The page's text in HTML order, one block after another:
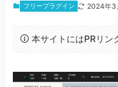
フリープラグイン 2024年3
本サイトにはPRリン